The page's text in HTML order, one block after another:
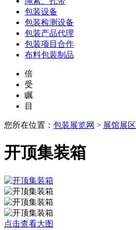
包装设备
包装检测设备
包装产品代理
包装项目合作
布料包装制品
倍
受
瞩
目
您所在位置： 包装展览网 > 展馆展区
开顶集装箱
点击查看大图